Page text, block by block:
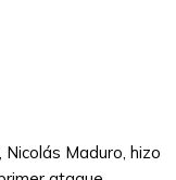
Maduro, hizo